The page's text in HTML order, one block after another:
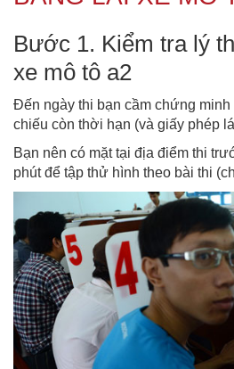
Bước 1. Kiểm tra lý
xe mô tô a2
Đến ngày thi bạn cầm chứng
chiếu còn thời hạn (và giấy phép
Bạn nên có mặt tại địa điểm thi
phút để tập thử hình theo bài thi